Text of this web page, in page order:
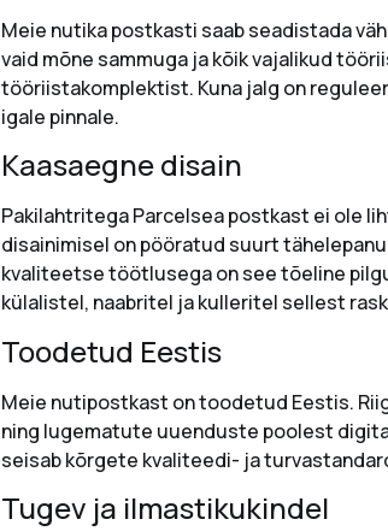
Meie nutika postkasti saab seadistada
vaid mõne sammuga ja kõik vajalikud
tööriistakomplektist. Kuna jalg on
igale pinnale.
Kaasaegne disain
Pakilahtritega Parcelsea postkast ei ole
disainimisel on pööratud suurt
kvaliteetse töötlusega on see tõeline
külalistel, naabritel ja kulleritel sellest
Toodetud Eestis
Meie nutipostkast on toodetud Eestis.
ning lugematute uuenduste poolest
seisab kõrgete kvaliteedi- ja
Tugev ja ilmastikukindel